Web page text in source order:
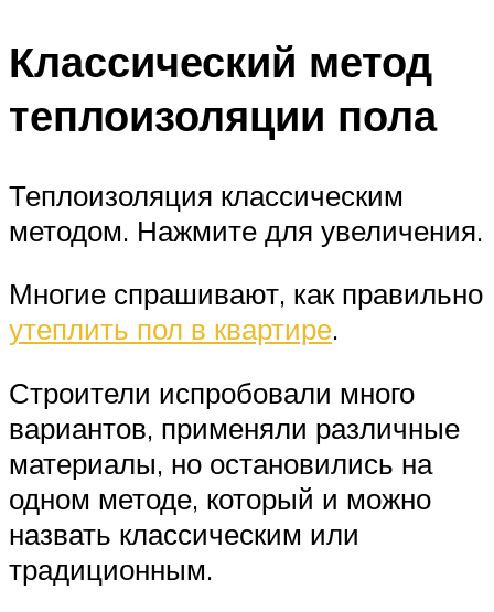
Классический метод
теплоизоляции пола
Теплоизоляция классическим
методом. Нажмите для увеличения.
Многие спрашивают, как правильно
утеплить пол в квартире.
Строители испробовали много
вариантов, применяли различные
материалы, но остановились на
одном методе, который и можно
назвать классическим или
традиционным.